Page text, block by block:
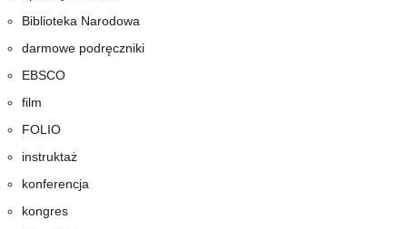
Biblioteka Narodowa
darmowe podręczniki
EBSCO
film
FOLIO
instruktaż
konferencja
kongres